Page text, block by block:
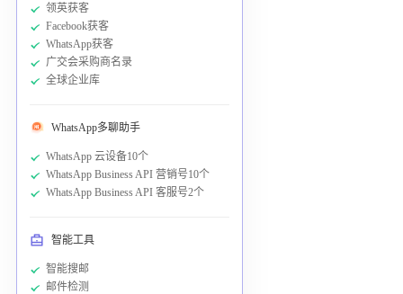
领英获客
Facebook获客
WhatsApp获客
广交会采购商名录
全球企业库
WhatsApp多聊助手
WhatsApp 云设备10个
WhatsApp Business API 营销号10个
WhatsApp Business API 客服号2个
智能工具
智能搜邮
邮件检测